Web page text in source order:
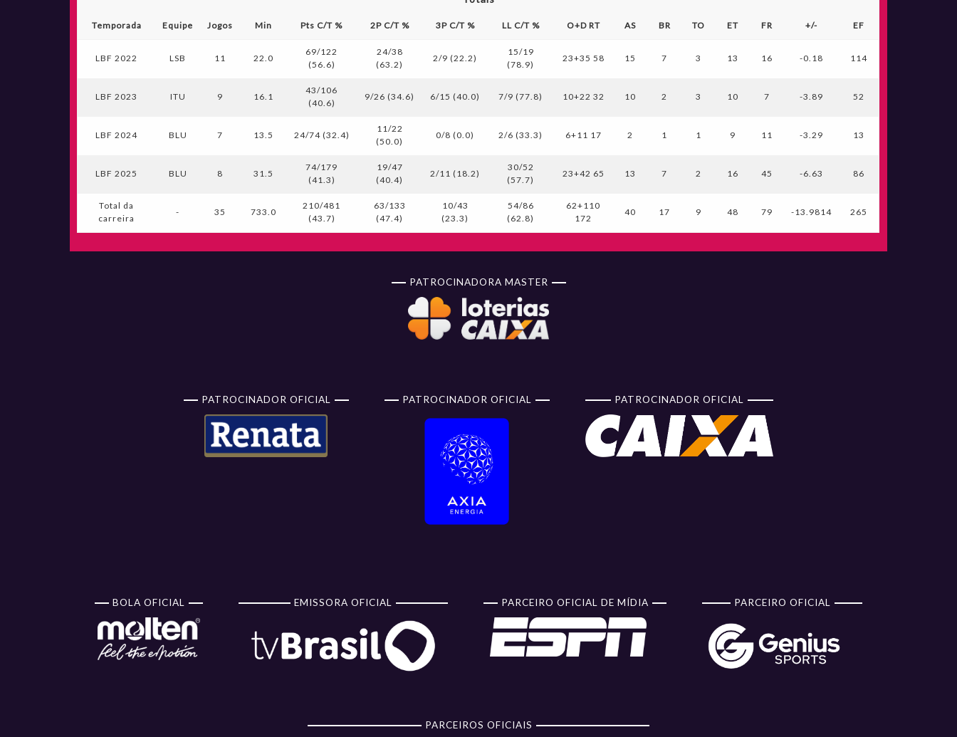
Temporada Equipe Jogos Min Pts C/T % 2P C/T % 3P C/T % LL C/T % O+D RT AS BR TO ET FR +/- EF
LBF 2022 LSB 11 22.0
69/122
(56.6)
24/38
(63.2)
2/9 (22.2)
15/19
(78.9)
23+35 58 15 7 3 13 16 -0.18 114
LBF 2023 ITU 9 16.1
43/106
(40.6)
9/26 (34.6) 6/15 (40.0) 7/9 (77.8) 10+22 32 10 2 3 10 7 -3.89 52
LBF 2024 BLU 7 13.5 24/74 (32.4)
11/22
(50.0)
0/8 (0.0) 2/6 (33.3) 6+11 17 2 1 1 9 11 -3.29 13
LBF 2025 BLU 8 31.5
74/179
(41.3)
19/47
(40.4)
2/11 (18.2)
30/52
(57.7)
23+42 65 13 7 2 16 45 -6.63 86
Total da
carreira
- 35 733.0
210/481
(43.7)
63/133
(47.4)
10/43
(23.3)
54/86
(62.8)
62+110
172
40 17 9 48 79 -13.9814 265
PATROCINADORA MASTER
PATROCINADOR OFICIAL PATROCINADOR OFICIAL PATROCINADOR OFICIAL
BOLA OFICIAL EMISSORA OFICIAL PARCEIRO OFICIAL DE MÍDIA PARCEIRO OFICIAL
PARCEIROS OFICIAIS